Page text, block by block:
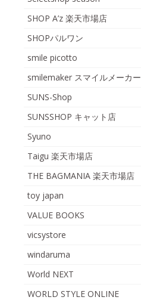
SHOP A’z 楽天市場店
SHOPパルワン
smile picotto
smilemaker スマイルメーカー
SUNS-Shop
SUNSSHOP キャット店
Syuno
Taigu 楽天市場店
THE BAGMANIA 楽天市場店
toy japan
VALUE BOOKS
vicsystore
windaruma
World NEXT
WORLD STYLE ONLINE